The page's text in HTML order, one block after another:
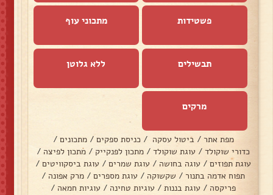
פשטידות מתכוני עוף
תבשילים ללא גלוטן
מרקים
מפת אתר / ביטול עסקה / כניסת ספקים / מתכונים /
כדורי שוקולד / עוגת שוקולד / מתכון לפנקייק / מתכון לפיצה /
עוגת תפוזים / עוגה בחושה / עוגת שמרים / עוגת ביסקוויטים /
תפוח אדמה בתנור / שקשוקה / עוגת מספרים / מרק אפונה /
פריקסה / עוגת בננות / עוגיות טחינה / עוגיות חמאה /